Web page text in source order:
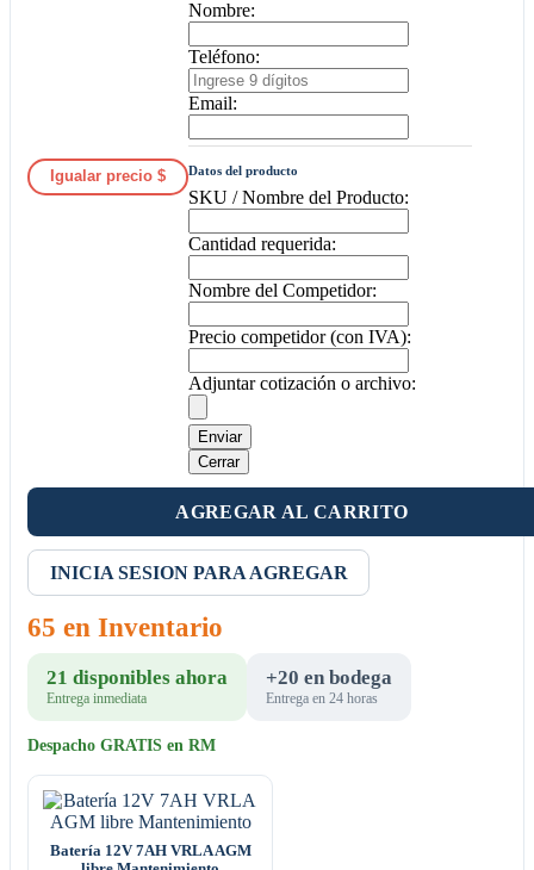
Igualar precio $
Nombre:
Teléfono:
Email:
Datos del producto
SKU / Nombre del Producto:
Cantidad requerida:
Nombre del Competidor:
Precio competidor (con IVA):
Adjuntar cotización o archivo:
Enviar
Cerrar
AGREGAR AL CARRITO
INICIA SESION PARA AGREGAR
65 en Inventario
21 disponibles ahora
Entrega inmediata
+20 en bodega
Entrega en 24 horas
Despacho GRATIS en RM
Batería 12V 7AH VRLA AGM